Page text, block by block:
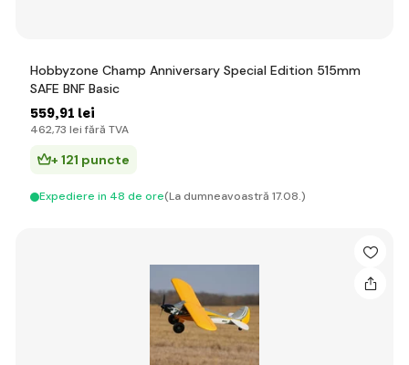
Hobbyzone Champ Anniversary Special Edition 515mm
SAFE BNF Basic
559,91 lei
462,73 lei fără TVA
+ 121 puncte
Expediere in 48 de ore(La dumneavoastră 17.08.)